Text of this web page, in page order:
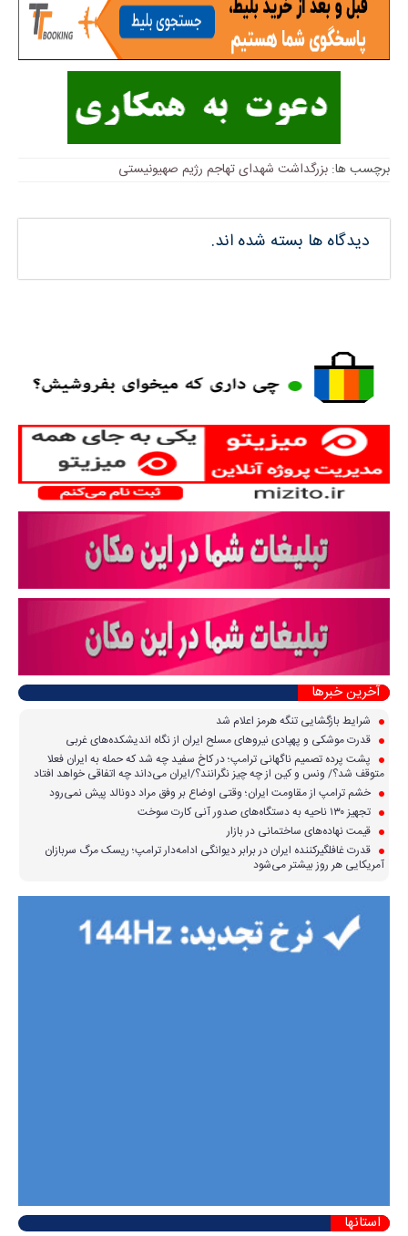
برچسب ها: بزرگداشت شهدای تهاجم رژیم صهیونیستی
دیدگاه ها بسته شده اند.
آخرین خبرها
شرایط بازگشایی تنگه هرمز اعلام شد
قدرت موشکی و پهپادی نیرو‌های مسلح ایران از نگاه اندیشکده‌های غربی
پشت پرده تصمیم ناگهانی ترامپ؛ در کاخ سفید چه شد که حمله به ایران فعلا
متوقف شد؟/ ونس و کین از چه چیز نگرانند؟/ایران می‌داند چه اتفاقی خواهد افتاد
خشم ترامپ از مقاومت ایران؛ وقتی اوضاع بر وفق مراد دونالد پیش نمی‌رود
تجهیز ۱۳۰ ناحیه به دستگاه‌های صدور آنی کارت سوخت
قیمت نهاده‌های ساختمانی در بازار
قدرت غافلگیرکننده ایران در برابر دیوانگی ادامه‌دار ترامپ؛ ریسک مرگ سربازان
آمریکایی هر روز بیشتر می‌شود
استانها